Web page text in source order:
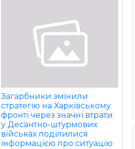
Загарбники змінили
стратегію на Харківському
фронті через значні втрати:
у Десантно-штурмових
військах поділилися
інформацією про ситуацію